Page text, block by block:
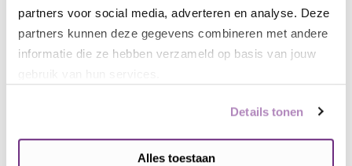
partners voor social media, adverteren en analyse. Deze
partners kunnen deze gegevens combineren met andere
informatie die ze hebben verzameld op basis van jouw
Details tonen
Alles toestaan
Vacature adviesraadlid
Momenteel is onze adviesraad op
070 – 360 48 16.